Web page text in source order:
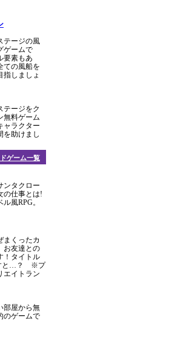
テージの風
ゲームで
要素もあ
ての風船を
指しましょ
テージをク
無料ゲーム
ャラクター
を助けまし
ゲーム一覧
タクロー
の仕事とは!
風RPG。
まくったカ
お友達との
！タイトル
と…？ ※プ
エイトラン
部屋から無
のゲームで